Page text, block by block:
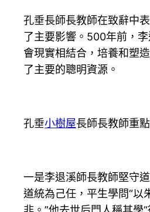
孔垂長師長教師在致辭中
了主要影響。500年前，
會現實相結合，培養和塑
了主要的聰明資源。
孔垂小樹屋長師長教師重
一是李退溪師長教師堅守
道統為己任，平生學問“以